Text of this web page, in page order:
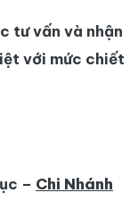
tư vấn và nhận
với mức chiết
– Chi Nhánh